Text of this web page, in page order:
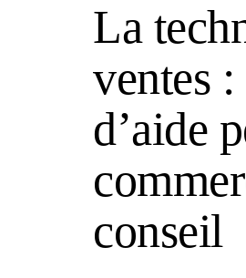
La
ventes
d’aide
conseil